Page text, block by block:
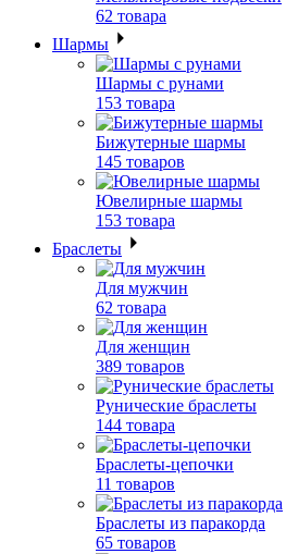
62 товара
Шармы
Шармы с рунами
153 товара
Бижутерные шармы
145 товаров
Ювелирные шармы
153 товара
Браслеты
Для мужчин
62 товара
Для женщин
389 товаров
Рунические браслеты
144 товара
Браслеты-цепочки
11 товаров
Браслеты из паракорда
65 товаров